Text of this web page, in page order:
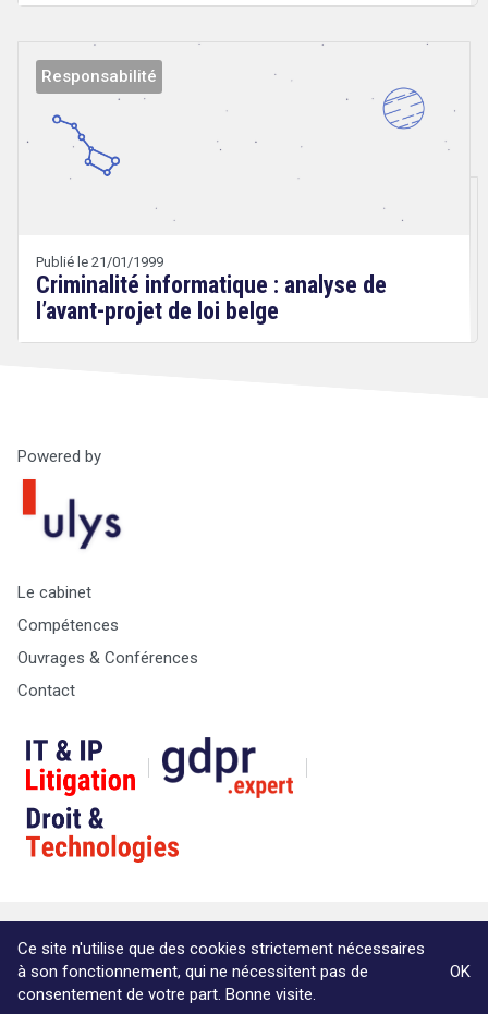
Droit
Technologies
Responsabilité
Publié le 21/01/1999
Criminalité informatique : analyse de
l’avant-projet de loi belge
Droit
Technologies
Powered by
Le cabinet
Compétences
Ouvrages & Conférences
Contact
© Copyright Max & Zoé SPRL - Vie Privée -A propos &
informations légales
Website by Akimedia
Ce site n'utilise que des cookies strictement nécessaires
à son fonctionnement, qui ne nécessitent pas de
consentement de votre part. Bonne visite.
OK